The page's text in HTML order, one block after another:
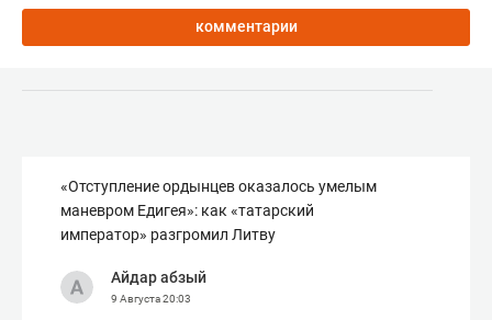
комментарии
«Отступле­ние ордынцев оказалось умелым
маневром Едигея»: как «татарский
император» разгромил Литву
Айдар абзый
9 Августа20:03